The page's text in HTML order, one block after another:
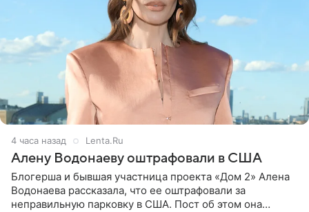
4 часа назад Lenta.Ru
Алену Водонаеву оштрафовали в США
Блогерша и бывшая участница проекта «Дом 2» Алена
Водонаева рассказала, что ее оштрафовали за
неправильную парковку в США. Пост об этом она